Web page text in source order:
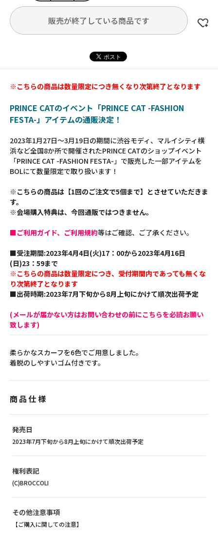
販売が終了している商品です
※こちらの商品は数量限定につき無くなり次第終了となります
PRINCE CATのイベント「PRINCE CAT -FASHION
FESTA-」アイテムの通販決定！
2023年1月27日～3月19日の期間に渋谷モディ、マルイシティ横
浜など全国8か所で開催されたPRINCE CATのショップイベント
「PRINCE CAT -FASHION FESTA-」で販売した一部アイテムを
BOLにて数量限定で取り扱います！
※こちらの商品は【1回のご注文で5個まで】とさせていただきま
す。
※会場購入特典は、今回通販ではつきません。
■ご利用ガイド、ご利用規約等はご確認、ご了承ください。
■受注期間:2023年4月4日(火)17：00から2023年4月16日
(日)23：59まで
※こちらの商品は数量限定につき、受付期間内であっても無くな
り次第終了となります
■出荷時期:2023年7月下旬から8月上旬にかけて順次出荷予定
(メールが届かない方はお問い合わせの前にこちらを必読お願い
致します)
柔らかなスカーフを6色でご用意しました。
着脱のしやすいゴム付きです。
商品仕様
発売日
2023年7月下旬から8月上旬にかけて順次出荷予定
権利表記
(C)BROCCOLI
その他注意事項
【ご購入に関しての注意】